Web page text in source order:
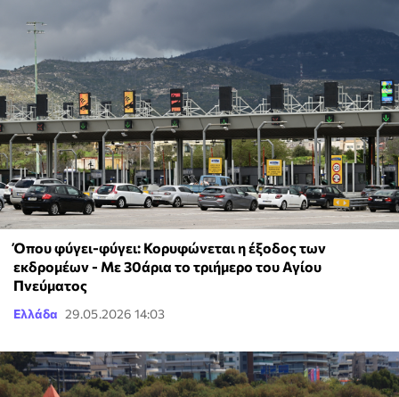
Όπου φύγει-φύγει: Κορυφώνεται η έξοδος των
εκδρομέων - Με 30άρια το τριήμερο του Αγίου
Πνεύματος
Ελλάδα 29.05.2026 14:03